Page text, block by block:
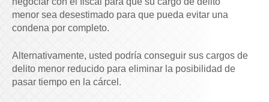
menor sea desestimado para que pueda evitar una
condena por completo.
Alternativamente, usted podría conseguir sus cargos de
delito menor reducido para eliminar la posibilidad de
pasar tiempo en la cárcel.